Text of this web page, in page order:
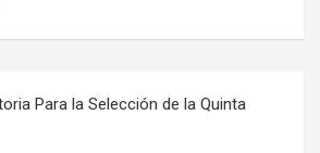
Para la Selección de la Quinta